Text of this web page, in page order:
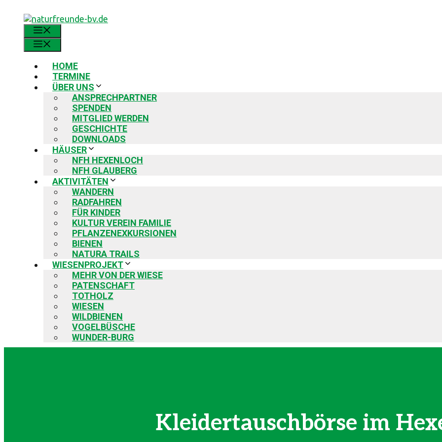
Inhalt
springen
HOME
TERMINE
ÜBER UNS
ANSPRECHPARTNER
SPENDEN
MITGLIED WERDEN
GESCHICHTE
DOWNLOADS
HÄUSER
NFH HEXENLOCH
NFH GLAUBERG
AKTIVITÄTEN
WANDERN
RADFAHREN
FÜR KINDER
KULTUR VEREIN FAMILIE
PFLANZENEXKURSIONEN
BIENEN
NATURA TRAILS
WIESENPROJEKT
MEHR VON DER WIESE
PATENSCHAFT
TOTHOLZ
WIESEN
WILDBIENEN
VOGELBÜSCHE
WUNDER-BURG
Kleidertauschbörse im